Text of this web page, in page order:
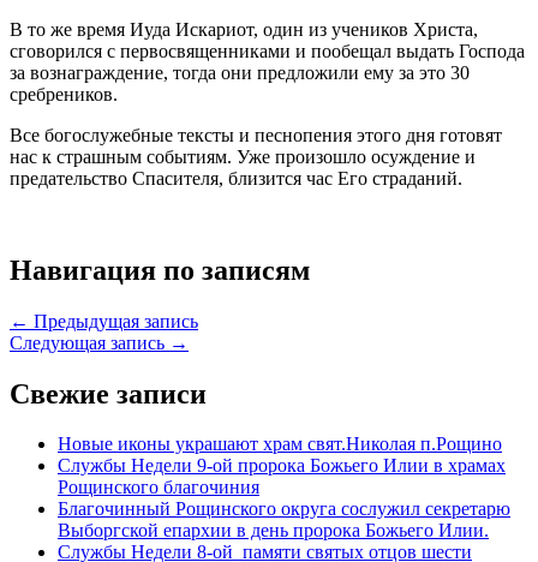
В то же время Иуда Искариот, один из учеников Христа,
сговорился с первосвященниками и пообещал выдать Господа
за вознаграждение, тогда они предложили ему за это 30
сребреников.
Все богослужебные тексты и песнопения этого дня готовят
нас к страшным событиям. Уже произошло осуждение и
предательство Спасителя, близится час Его страданий.
Навигация по записям
← Предыдущая запись
Следующая запись →
Свежие записи
Новые иконы украшают храм свят.Николая п.Рощино
Службы Недели 9-ой пророка Божьего Илии в храмах
Рощинского благочиния
Благочинный Рощинского округа сослужил секретарю
Выборгской епархии в день пророка Божьего Илии.
Службы Недели 8-ой памяти святых отцов шести